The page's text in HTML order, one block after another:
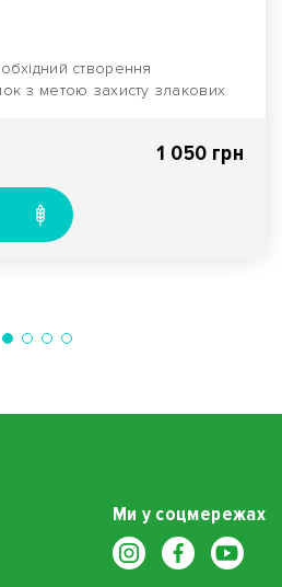
створення
з метою захисту злакових
1 050 грн
Ми у соцмережах